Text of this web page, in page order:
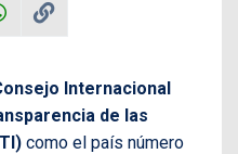
Internacional
de las
como el país número